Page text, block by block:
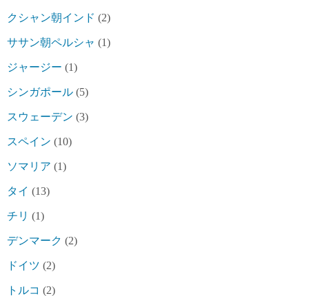
クシャン朝インド (2)
ササン朝ペルシャ (1)
ジャージー (1)
シンガポール (5)
スウェーデン (3)
スペイン (10)
ソマリア (1)
タイ (13)
チリ (1)
デンマーク (2)
ドイツ (2)
トルコ (2)